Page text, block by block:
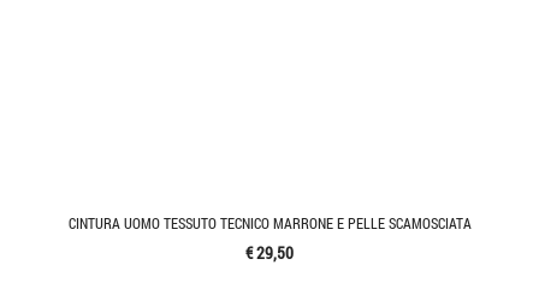
CINTURA UOMO TESSUTO TECNICO MARRONE E PELLE SCAMOSCIATA
€ 29,50